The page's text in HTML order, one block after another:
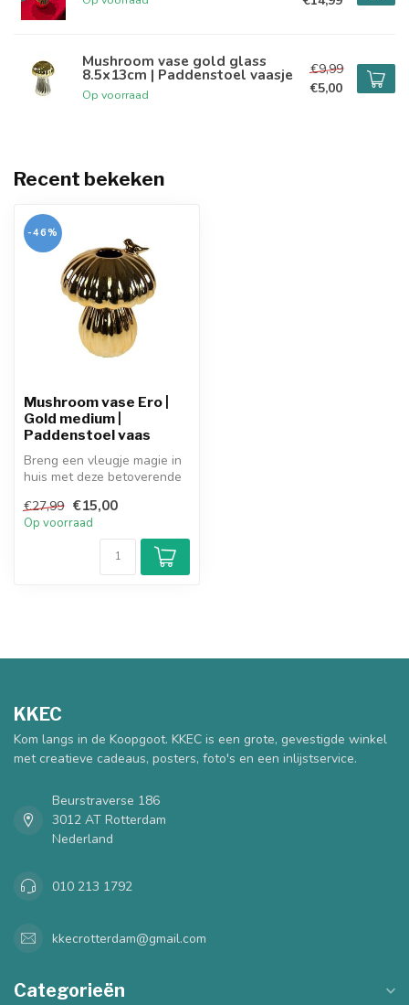
Mushroom vase gold glass
8.5x13cm | Paddenstoel vaasje
Op voorraad
€9,99
€5,00
Recent bekeken
-46%
Mushroom vase Ero |
Gold medium |
Paddenstoel vaas
Breng een vleugje magie in
huis met deze betoverende
w...
€27,99 €15,00
Op voorraad
KKEC
Kom langs in de Koopgoot. KKEC is een grote, gevestigde winkel
met creatieve cadeaus, posters, foto's en een inlijstservice.
Beurstraverse 186
3012 AT Rotterdam
Nederland
010 213 1792
kkecrotterdam@gmail.com
Categorieën